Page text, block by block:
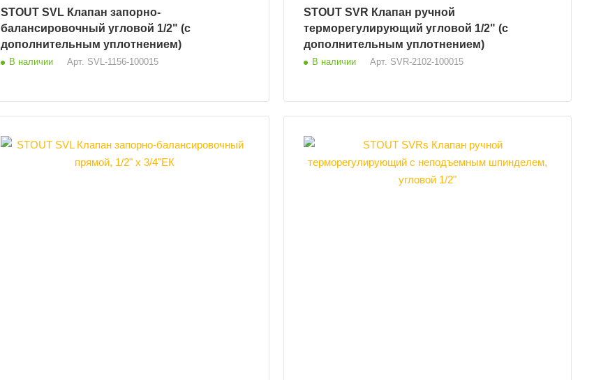
STOUT SVL Клапан запорно-
балансировочный угловой 1/2" (с
дополнительным уплотнением)
В наличии Арт. SVL-1156-100015
STOUT SVR Клапан ручной
терморегулирующий угловой 1/2" (с
дополнительным уплотнением)
В наличии Арт. SVR-2102-100015